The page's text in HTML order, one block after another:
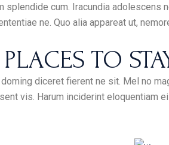
splendide cum. Iracundia adolescens
ne. Quo alia appareat ut,
TO
diceret fierent ne sit. Mel no
vis. Harum inciderint eloquentiam